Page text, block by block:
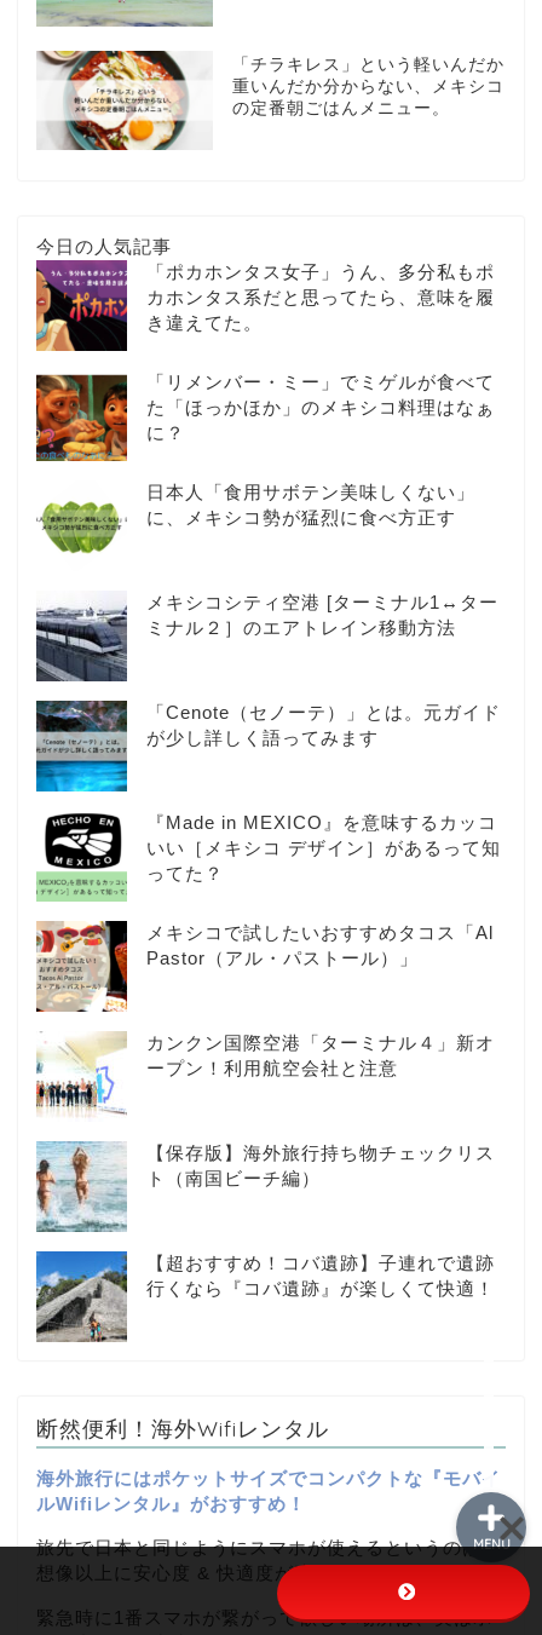
「チラキレス」という軽いんだか
重いんだか分からない、メキシコ
の定番朝ごはんメニュー。
今日の人気記事
「ポカホンタス女子」うん、多分私もポ
カホンタス系だと思ってたら、意味を履
き違えてた。
「リメンバー・ミー」でミゲルが食べて
た「ほっかほか」のメキシコ料理はなぁ
に？
日本人「食用サボテン美味しくない」
に、メキシコ勢が猛烈に食べ方正す
メキシコシティ空港 [ターミナル1↔ター
ミナル２］のエアトレイン移動方法
「Cenote（セノーテ）」とは。元ガイド
が少し詳しく語ってみます
『Made in MEXICO』を意味するカッコ
いい［メキシコ デザイン］があるって知
ってた？
メキシコで試したいおすすめタコス「Al
Pastor（アル・パストール）」
カンクン国際空港「ターミナル４」新オ
ープン！利用航空会社と注意
【保存版】海外旅行持ち物チェックリス
ト（南国ビーチ編）
【超おすすめ！コバ遺跡】子連れで遺跡
行くなら『コバ遺跡』が楽しくて快適！
断然便利！海外Wifiレンタル
海外旅行にはポケットサイズでコンパクトな『モバイ
ルWifiレンタル』がおすすめ！
旅先で日本と同じようにスマホが使えるというのは、
想像以上に安心度 & 快適度が違うんです。
緊急時に1番スマホが繋がって欲しい場所は、実はホ
MENU